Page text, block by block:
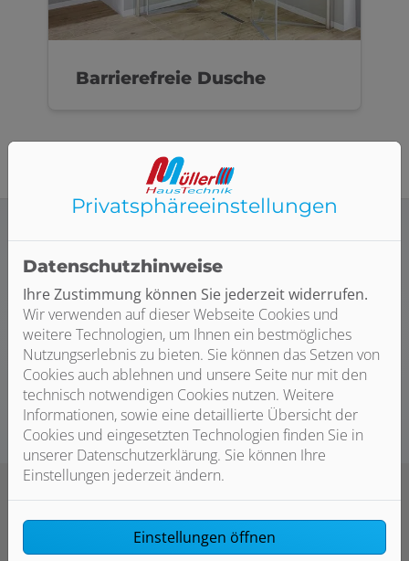
Barrierefreie Dusche
Jetzt ganz einfach und bequem online Termine
anfragen!
Termin vereinbaren
Privatsphäre­einstellungen
Datenschutzhinweise
Ihre Zustimmung können Sie jederzeit widerrufen.
Wir verwenden auf dieser Webseite Cookies und
weitere Technologien, um Ihnen ein bestmögliches
Nutzungserlebnis zu bieten. Sie können das Setzen von
Cookies auch ablehnen und unsere Seite nur mit den
technisch notwendigen Cookies nutzen. Weitere
Informationen, sowie eine detaillierte Übersicht der
Cookies und eingesetzten Technologien finden Sie in
unserer Datenschutzerklärung. Sie können Ihre
Einstellungen jederzeit ändern.
Einstellungen öffnen